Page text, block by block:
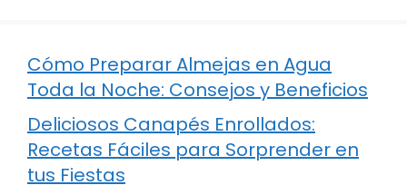
Cómo Preparar Almejas en Agua
Toda la Noche: Consejos y Beneficios
Deliciosos Canapés Enrollados:
Recetas Fáciles para Sorprender en
tus Fiestas